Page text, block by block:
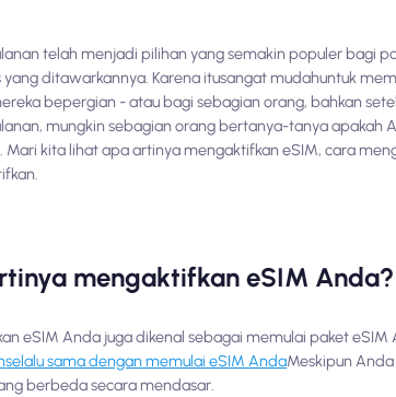
telah menjadi pilihan yang semakin populer bagi
ditawarkannya. Karena itusangat mudahuntuk
bepergian - atau bagi sebagian orang, bahkan
mungkin sebagian orang bertanya-tanya
Mari kita lihat apa artinya mengaktifkan eSIM, cara
mengaktifkan eSIM Anda?
eSIM Anda juga dikenal sebagai memulai paket
selalu sama dengan memulai eSIM AndaMeskipun
berbeda secara mendasar.